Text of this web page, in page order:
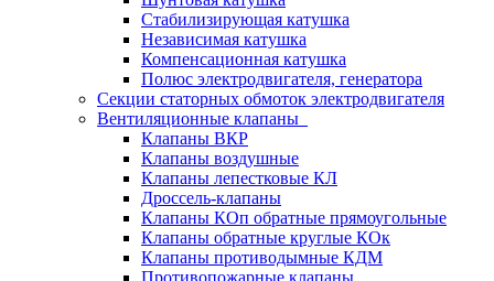
Стабилизирующая катушка
Независимая катушка
Компенсационная катушка
Полюс электродвигателя, генератора
Секции статорных обмоток электродвигателя
Вентиляционные клапаны
Клапаны ВКР
Клапаны воздушные
Клапаны лепестковые КЛ
Дроссель-клапаны
Клапаны КОп обратные прямоугольные
Клапаны обратные круглые КОк
Клапаны противодымные КДМ
Противопожарные клапаны